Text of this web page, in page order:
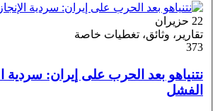
22 حزيران
تقارير، وثائق، تغطيات خاصة
373
نتنياهو بعد الحرب على إيران: سردية
الفشل